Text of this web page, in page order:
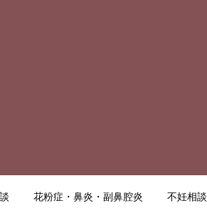
花粉症・鼻炎・副鼻腔炎 不妊相談